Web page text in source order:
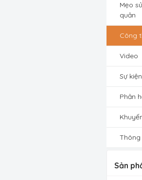
Mẹo
quản
Công
Video
Sự kiện
Phản
Sản